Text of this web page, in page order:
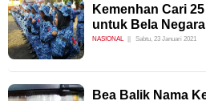
Kemenhan Cari
untuk Bela Negara
NASIONAL Sabtu, 23 Januari 2021
Bea Balik Nama